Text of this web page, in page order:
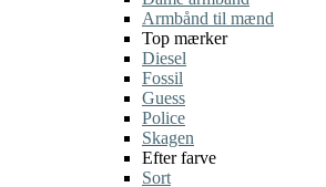
Armbånd til mænd
Top mærker
Diesel
Fossil
Guess
Police
Skagen
Efter farve
Sort